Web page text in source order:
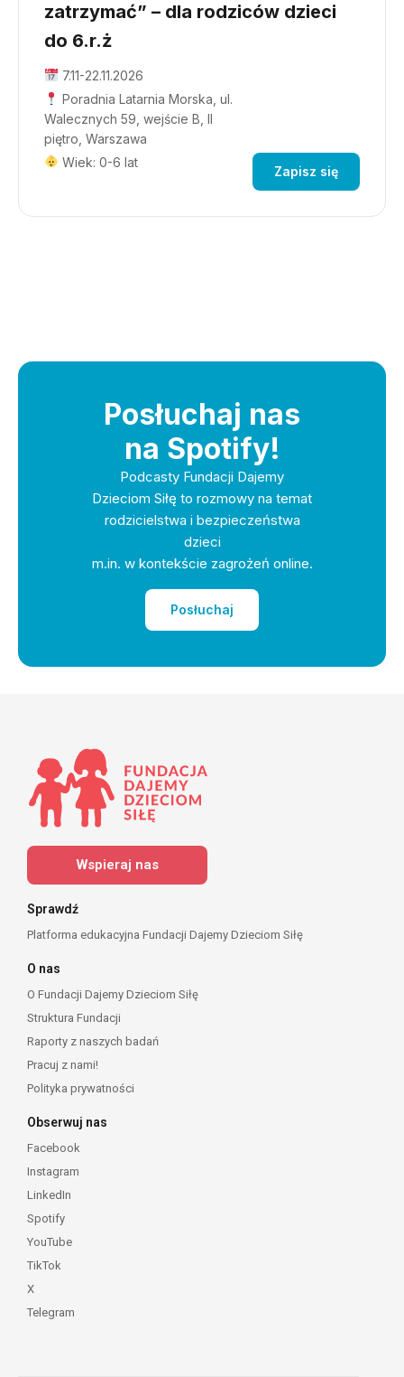
zatrzymać” – dla rodziców dzieci
do 6.r.ż
7.11-22.11.2026
Poradnia Latarnia Morska, ul.
Walecznych 59, wejście B, II
piętro, Warszawa
Wiek: 0-6 lat
Zapisz się
Posłuchaj nas
na Spotify!
Podcasty Fundacji Dajemy
Dzieciom Siłę to rozmowy na temat
rodzicielstwa i bezpieczeństwa
dzieci
m.in. w kontekście zagrożeń online.
Posłuchaj
Wspieraj nas
Sprawdź
Platforma edukacyjna Fundacji Dajemy Dzieciom Siłę
O nas
O Fundacji Dajemy Dzieciom Siłę
Struktura Fundacji
Raporty z naszych badań
Pracuj z nami!
Polityka prywatności
Obserwuj nas
Facebook
Instagram
LinkedIn
Spotify
YouTube
TikTok
X
Telegram